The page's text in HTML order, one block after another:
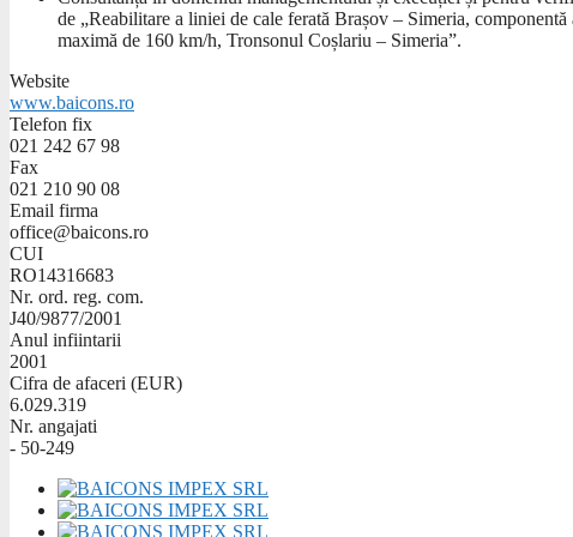
de „Reabilitare a liniei de cale ferată Brașov – Simeria,
maximă de 160 km/h, Tronsonul Coșlariu – Simeria”.
Website
www.baicons.ro
Telefon fix
021 242 67 98
Fax
021 210 90 08
Email firma
office@baicons.ro
CUI
RO14316683
Nr. ord. reg. com.
J40/9877/2001
Anul infiintarii
2001
Cifra de afaceri (EUR)
6.029.319
Nr. angajati
- 50-249